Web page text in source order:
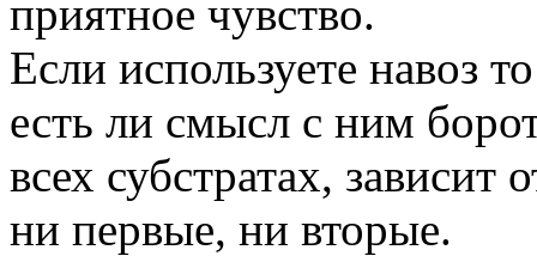
приятное чувство.
Если используете навоз
есть ли смысл с ним
всех субстратах,
ни первые, ни вторые.